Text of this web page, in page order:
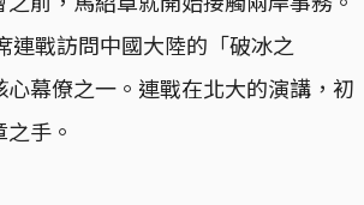
連戰訪問中國大陸的「破冰之
幕僚之一。連戰在北大的演講，初
手。